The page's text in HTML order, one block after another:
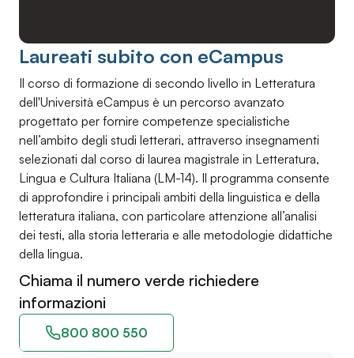
Laureati subito con eCampus
Il corso di formazione di secondo livello in Letteratura
dell'Università eCampus è un percorso avanzato
progettato per fornire competenze specialistiche
nell’ambito degli studi letterari, attraverso insegnamenti
selezionati dal corso di laurea magistrale in Letteratura,
Lingua e Cultura Italiana (LM-14). Il programma consente
di approfondire i principali ambiti della linguistica e della
letteratura italiana, con particolare attenzione all’analisi
dei testi, alla storia letteraria e alle metodologie didattiche
della lingua.
Chiama il numero verde richiedere
informazioni
800 800 550